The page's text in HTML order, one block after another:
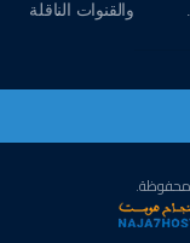
والقنوات الناقلة